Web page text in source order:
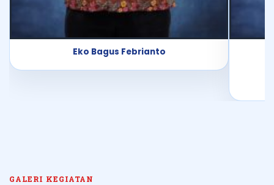
Abdus Sukkur.S.Ag
STAF KESISWAAN
GALERI KEGIATAN